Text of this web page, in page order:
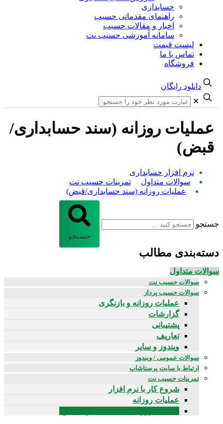
حسابداری
راهنمای مقدماتی حسیب
اخبار و مقالات حسیب
سامانه آموزشی حسیب نت
لیست قیمت
تماس با ما
فروشگاه
دانلود رایگان
✕
عملیات روزانه (سند حسابداری/
قبض)
نرم افزار حسابداری
سوالات متداول
تمرینات حسیب نت
عملیات روزانه (سند حسابداری/قبض)
جستجو
جستجو
دسته‌بندی مطالب
سوالات متداول
سوالات حسیب نت
سوالات حسیب پرداز
عملیات روزانه و بازنگری
گزارشات
پشتیبانی
تعاریف
ویندوز و سایر
سوالات عمومی / ویندوز
ارتباط با سایت پرستاشاپ
تمرینات حسیب نت
شروع کار با نرم افزار
عملیات روزانه